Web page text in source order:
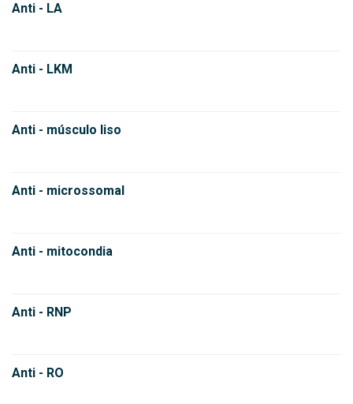
Anti - LA
Anti - LKM
Anti - músculo liso
Anti - microssomal
Anti - mitocondia
Anti - RNP
Anti - RO